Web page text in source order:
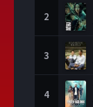
2
3
4